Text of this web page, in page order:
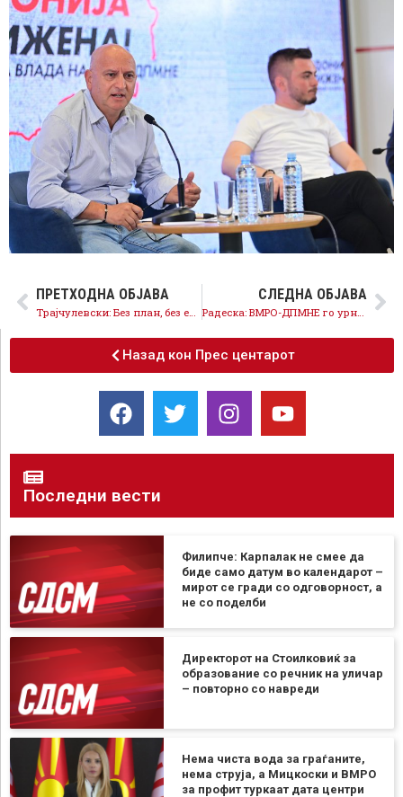
ПРЕТХОДНА ОБЈАВА
Трајчулевски: Без план, без еден лист проект за железницата се задолжуваат скооро 2 милијарди евра
СЛЕДНА ОБЈАВА
Радеска: ВМРО-ДПМНЕ го урниса здравството, го деградира белиот мантил и пациентите
Назад кон Прес центарот
Последни вести
Филипче: Карпалак не смее да
биде само датум во календарот –
мирот се гради со одговорност, а
не со поделби
Директорот на Стоилковиќ за
образование со речник на уличар
– повторно со навреди
Нема чиста вода за граѓаните,
нема струја, а Мицкоски и ВМРО
за профит туркаат дата центри